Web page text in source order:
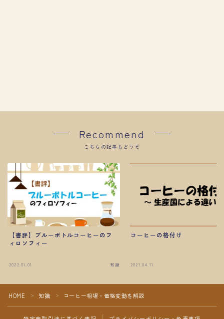
Recommend
こちらの記事もどうぞ
【書評】ブルーボトルコーヒーのフ
ィロソフィー
2022.01.01 知識
コーヒーの格付け
2021.04.11
HOME ＞ 知識 ＞ コーヒー相場・価格変動を解説